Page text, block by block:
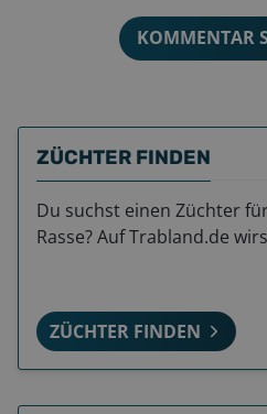
KOMMENTAR
ZÜCHTER FINDEN
Du suchst einen Züchter
Rasse? Auf Trabland.de
ZÜCHTER FINDEN